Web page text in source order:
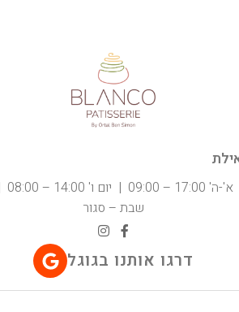
א'-ה' 17:00 – 09:00 | יום ו' 14:00 – 08:00 |
שבת – סגור
דרגו אותנו בגוגל